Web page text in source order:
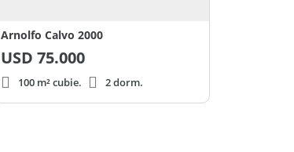
Arnolfo Calvo 2000
USD 75.000
100 m² cubie. 2 dorm.